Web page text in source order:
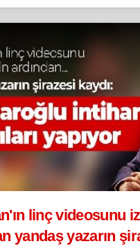
linç videosunu
yandaş yazarın